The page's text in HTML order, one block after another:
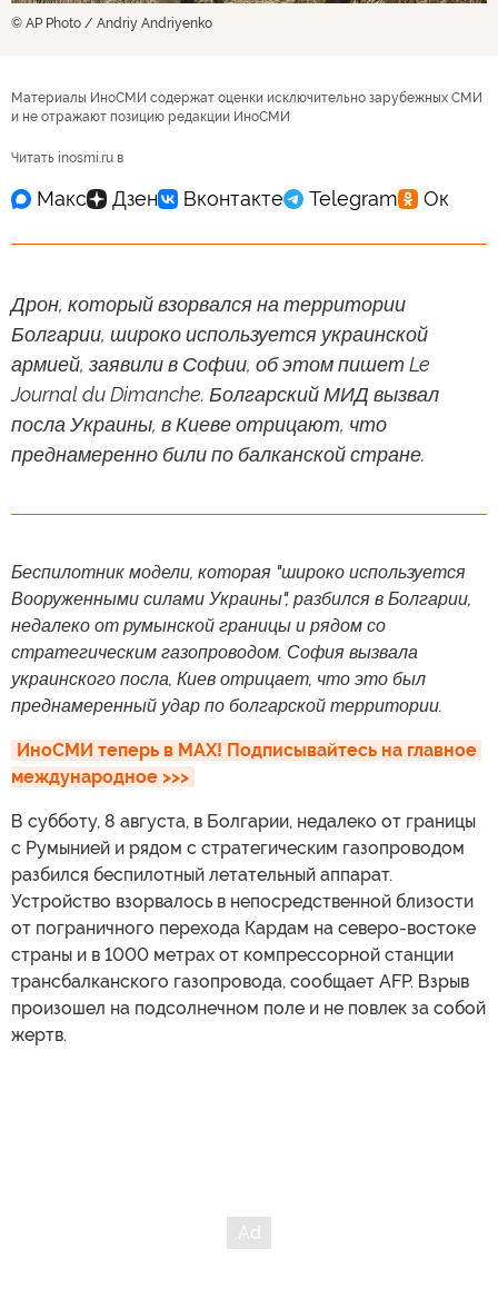
© AP Photo / Andriy Andriyenko
Материалы ИноСМИ содержат оценки исключительно зарубежных СМИ
и не отражают позицию редакции ИноСМИ
Читать inosmi.ru в
Дрон, который взорвался на территории
Болгарии, широко используется украинской
армией, заявили в Софии, об этом пишет Le
Journal du Dimanche. Болгарский МИД вызвал
посла Украины, в Киеве отрицают, что
преднамеренно били по балканской стране.
Беспилотник модели, которая "широко используется
Вооруженными силами Украины", разбился в Болгарии,
недалеко от румынской границы и рядом со
стратегическим газопроводом. София вызвала
украинского посла, Киев отрицает, что это был
преднамеренный удар по болгарской территории.
ИноСМИ теперь в MAX! Подписывайтесь на главное
международное >>>
В субботу, 8 августа, в Болгарии, недалеко от границы
с Румынией и рядом с стратегическим газопроводом
разбился беспилотный летательный аппарат.
Устройство взорвалось в непосредственной близости
от пограничного перехода Кардам на северо-востоке
страны и в 1000 метрах от компрессорной станции
трансбалканского газопровода, сообщает AFP. Взрыв
произошел на подсолнечном поле и не повлек за собой
жертв.